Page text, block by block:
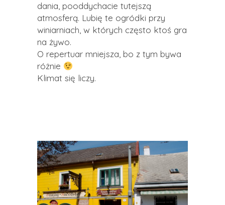
dania, pooddychacie tutejszą
atmosferą. Lubię te ogródki przy
winiarniach, w których często ktoś gra
na żywo.
O repertuar mniejsza, bo z tym bywa
różnie
Klimat się liczy.